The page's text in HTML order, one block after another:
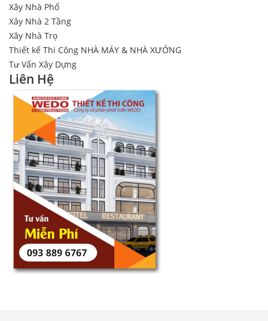
Xây Nhà Phố
Xây Nhà 2 Tầng
Xây Nhà Trọ
Thiết kế Thi Công NHÀ MÁY & NHÀ XƯỞNG
Tư Vấn Xây Dựng
Liên Hệ